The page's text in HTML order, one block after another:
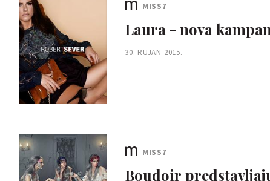
MISS7
Laura - nova
30. RUJAN 2015.
MISS7
Boudoir